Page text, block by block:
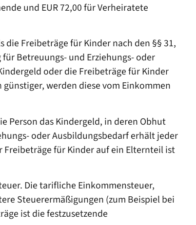
und EUR 72,00 für Verheiratete
Freibeträge für Kinder nach den §§ 31,
für Betreuungs- und Erziehungs- oder
oder die Freibeträge für Kinder
werden diese vom Einkommen
Person das Kindergeld, in deren Obhut
oder Ausbildungsbedarf erhält jeder
Freibeträge für Kinder auf ein Elternteil ist
Die tarifliche Einkommensteuer,
Steuerermäßigungen (zum Beispiel bei
ist die festzusetzende